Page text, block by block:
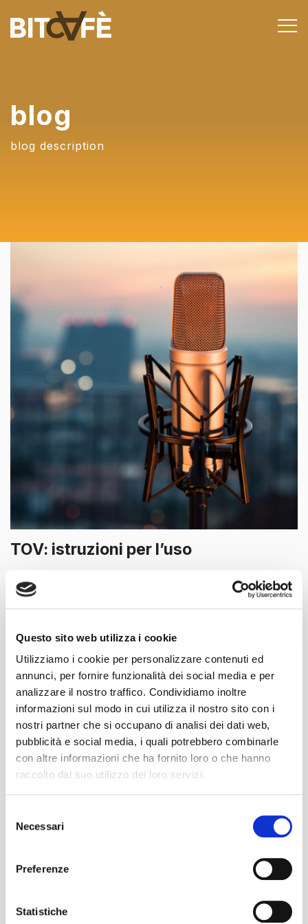
Questo sito web utilizza i cookie
Utilizziamo i cookie per personalizzare contenuti ed
annunci, per fornire funzionalità dei social media e per
analizzare il nostro traffico. Condividiamo inoltre
informazioni sul modo in cui utilizza il nostro sito con i
nostri partner che si occupano di analisi dei dati web,
pubblicità e social media, i quali potrebbero combinarle
con altre informazioni che ha fornito loro o che hanno
raccolto dal suo utilizzo dei loro servizi.
delNecessari
Preferenze
Statistiche
blog
blog description
TOV: istruzioni per l’uso
Cos’è il TOV e come definire quello giusto per il
proprio brand? Mai sentito parlare di TOV? Tone of
voice, in italiano “Tono di voce”. Ed è proprio di questo
brand, che racchiude in sé tutti gli elementi verbali e
non solo che definiscono […]
READ MORE
Work culture influencers: quando il lavoro diventa
un trend
Brand Activism: trasformare l’impegno sociale in
L’informazione nell’era digitale: Fake News e